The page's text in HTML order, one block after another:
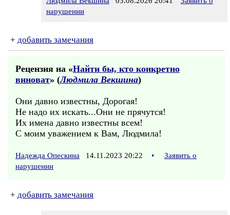
нарушении
+ добавить замечания
Рецензия на «Найти бы, кто конкретно
виноват» (Людмила Векшина)
Они давно известны, Дорогая!
Не надо их искать...Они не прячутся!
Их имена давно известны всем!
С моим уважением к Вам, Людмила!
Надежда Опескина 14.11.2023 20:22 •
Заявить о
нарушении
+ добавить замечания